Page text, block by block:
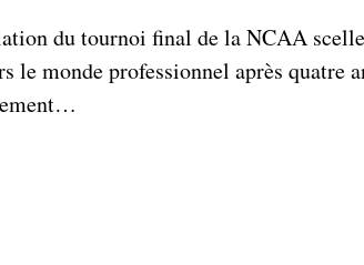
du tournoi final de la NCAA
le monde professionnel après quatre